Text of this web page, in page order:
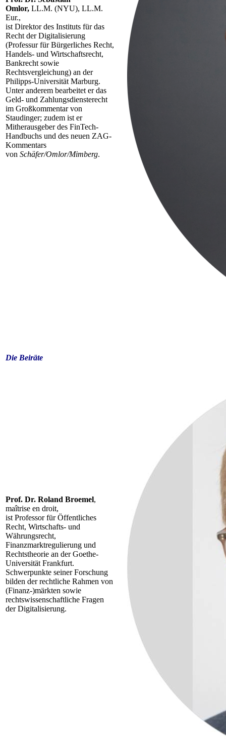
Omlor, LL.M. (NYU), LL.M.
Eur.,
ist Direktor des Instituts für das
Recht der Digitalisierung
(Professur für Bürgerliches Recht,
Handels- und Wirtschaftsrecht,
Bankrecht sowie
Rechtsvergleichung) an der
Philipps-Universität Marburg.
Unter anderem bearbeitet er das
Geld- und Zahlungsdiensterecht
im Großkommentar von
Staudinger; zudem ist er
Mitherausgeber des FinTech-
Handbuchs und des neuen ZAG-
Kommentars
von Schäfer/Omlor/Mimberg.
Die Beiräte
Prof. Dr. Roland Broemel,
maîtrise en droit,
ist Professor für Öffentliches
Recht, Wirtschafts- und
Währungsrecht,
Finanzmarktregulierung und
Rechtstheorie an der Goethe-
Universität Frankfurt.
Schwerpunkte seiner Forschung
bilden der rechtliche Rahmen von
(Finanz-)märkten sowie
rechtswissenschaftliche Fragen
der Digitalisierung.